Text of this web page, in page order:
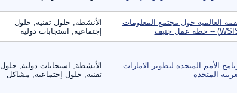
العالمية حول مجتمع المعلومات
الأنشطة, حلول تقنيه, حلول
إجتماعيه, استجابات دولية
الأمم المتحده لتطوير الامارات
المتحده
الأنشطة, استجابات دولية, حلول
تقنيه, حلول إجتماعيه, مشاكل